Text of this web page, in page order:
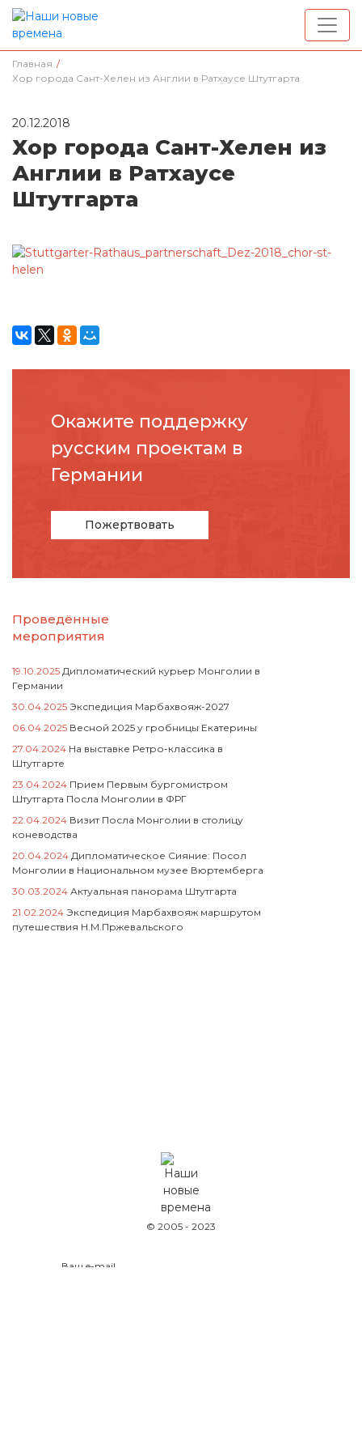
Главная /
Хор города Сант-Хелен из Англии в Ратхаусе Штутгарта
20.12.2018
Хор города Сант-Хелен из
Англии в Ратхаусе
Штутгарта
Окажите поддержку
русcким проектам в
Германии
Пожертвовать
Проведённые
мероприятия
19.10.2025 Дипломатический курьер Монголии в
Германии
30.04.2025 Экспедиция Марбахвояж-2027
06.04.2025 Весной 2025 у гробницы Екатерины
27.04.2024 На выставке Ретро-классика в
Штутгарте
23.04.2024 Прием Первым бургомистром
Штутгарта Посла Монголии в ФРГ
22.04.2024 Визит Посла Монголии в столицу
коневодства
20.04.2024 Дипломатическое Сияние: Посол
Монголии в Национальном музее Вюртемберга
30.03.2024 Актуальная панорама Штутгарта
21.02.2024 Экспедиция Марбахвояж маршрутом
путешествия Н.М.Пржевальского
© 2005 - 2023